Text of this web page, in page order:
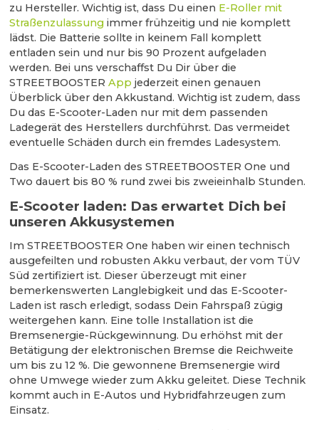
zu Hersteller. Wichtig ist, dass Du einen E-Roller mit
Straßenzulassung immer frühzeitig und nie komplett
lädst. Die Batterie sollte in keinem Fall komplett
entladen sein und nur bis 90 Prozent aufgeladen
werden. Bei uns verschaffst Du Dir über die
STREETBOOSTER App jederzeit einen genauen
Überblick über den Akkustand. Wichtig ist zudem, dass
Du das E-Scooter-Laden nur mit dem passenden
Ladegerät des Herstellers durchführst. Das vermeidet
eventuelle Schäden durch ein fremdes Ladesystem.
Das E-Scooter-Laden des STREETBOOSTER One und
Two dauert bis 80 % rund zwei bis zweieinhalb Stunden.
E-Scooter laden: Das erwartet Dich bei
unseren Akkusystemen
Im STREETBOOSTER One haben wir einen technisch
ausgefeilten und robusten Akku verbaut, der vom TÜV
Süd zertifiziert ist. Dieser überzeugt mit einer
bemerkenswerten Langlebigkeit und das E-Scooter-
Laden ist rasch erledigt, sodass Dein Fahrspaß zügig
weitergehen kann. Eine tolle Installation ist die
Bremsenergie-Rückgewinnung. Du erhöhst mit der
Betätigung der elektronischen Bremse die Reichweite
um bis zu 12 %. Die gewonnene Bremsenergie wird
ohne Umwege wieder zum Akku geleitet. Diese Technik
kommt auch in E-Autos und Hybridfahrzeugen zum
Einsatz.